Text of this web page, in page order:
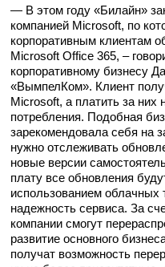
— В этом году «Билайн»
компанией Microsoft, по
корпоративным клиентам
Microsoft Office 365, –
корпоративному бизнесу
«ВымпелКом». Клиент
Microsoft, а платить за них
потребления. Подобная
зарекомендовала себя на
нужно отслеживать
новые версии
плату все обновления
использованием облачных
надежность сервиса. За
компании смогут
развитие основного
получат возможность